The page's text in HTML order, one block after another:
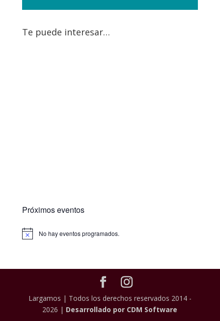
Te puede interesar…
Próximos eventos
No hay eventos programados.
Largamos | Todos los derechos reservados 2014 -
2026 | Desarrollado por CDM Software